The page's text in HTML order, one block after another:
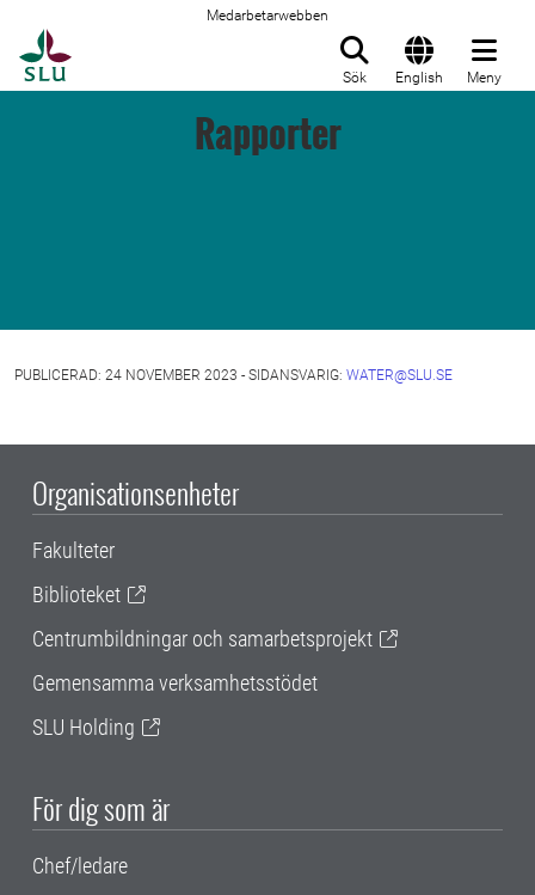
Medarbetarwebben
Sök English Meny
Rapporter
PUBLICERAD: 24 NOVEMBER 2023 - SIDANSVARIG: WATER@SLU.SE
Organisationsenheter
Fakulteter
Biblioteket
Centrumbildningar och samarbetsprojekt
Gemensamma verksamhetsstödet
SLU Holding
För dig som är
Chef/ledare